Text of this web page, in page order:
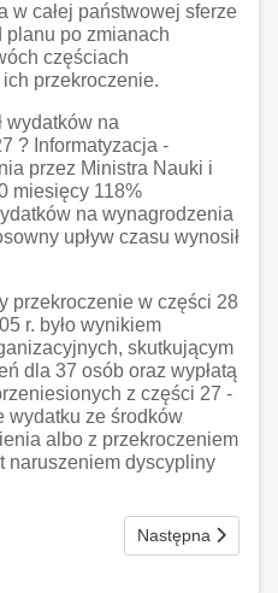
w całej państwowej sferze
planu po zmianach
częściach
przekroczenie.
wydatków na
? Informatyzacja -
przez Ministra Nauki i
miesięcy 118%
na wynagrodzenia
upływ czasu wynosił
przekroczenie w części 28
r. było wynikiem
skutkującym
dla 37 osób oraz wypłatą
z części 27 -
wydatku ze środków
albo z przekroczeniem
naruszeniem dyscypliny
rezerwy Następna strona:
Następna